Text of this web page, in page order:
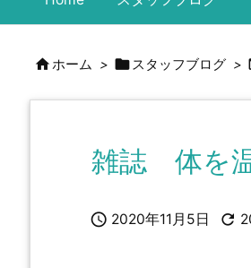
ホーム > スタッフブログ >
雑誌 体を温
 2020年11月5日 